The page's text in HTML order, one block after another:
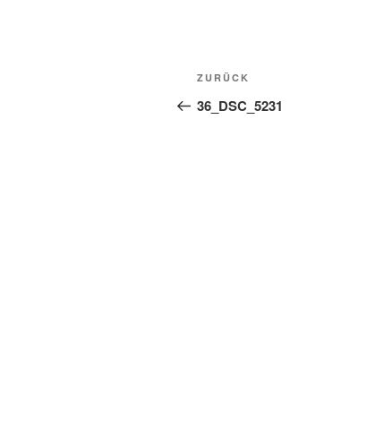
Beitragsnavigation
Vorheriger
Beitrag
ZURÜCK
36_DSC_5231